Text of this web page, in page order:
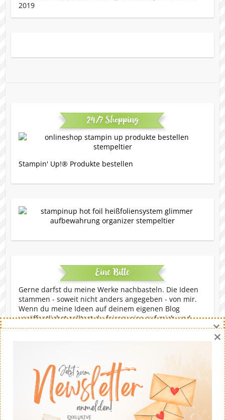
24/7 Shopping
Stampin' Up!® Produkte bestellen
Eine Bitte
Gerne darfst du meine Werke nachbasteln. Die Ideen
stammen - soweit nicht anders angegeben - von mir.
Wenn du meine Ideen auf deinem eigenen Blog
veröffentlichst solltest du fairerweise auf mich und
meinen Blog verweisen. Eine kommerzielle Nutzung ist
Copyright © 2026 Stempeltier. Theme by ColorlibPowered byWordPress
Danny Hikade | unabhängige Stampin' Up!® Demonstratorin
×
×